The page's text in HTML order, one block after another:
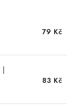
79 Kč
83 Kč